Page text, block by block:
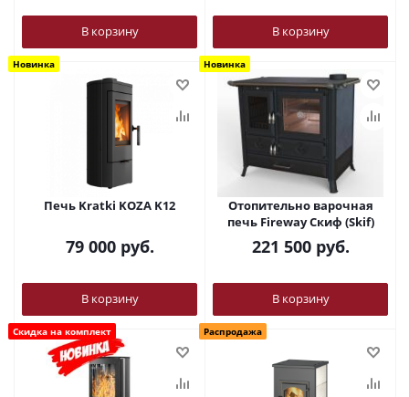
В корзину В корзину
Новинка
Печь Kratki KOZA K12
79 000руб.
В корзину
Новинка
Отопительно варочная
печь Fireway Скиф (Skif)
221 500руб.
В корзину
Скидка на комплект Распродажа